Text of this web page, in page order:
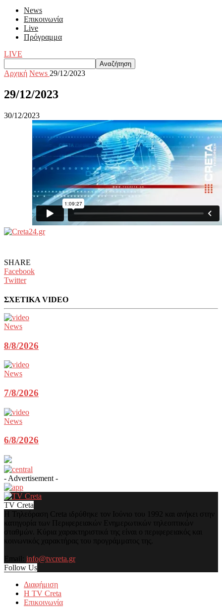
News
Επικοινωνία
Live
Πρόγραμμα
LIVE
Αρχική News 29/12/2023
29/12/2023
30/12/2023
SHARE
Facebook
Twitter
ΣΧΕΤΙΚΑ VIDEO
News
8/8/2026
News
7/8/2026
News
6/8/2026
- Advertisement -
TV Creta
Η Τηλεόραση Creta ιδρύθηκε τον Ιούνιο του 1992 και ανήκει στην
κατηγορία των Περιφερειακών Ενημερωτικών τηλεοπτικών
σταθμών. Κύρια χαρακτηριστικά της είναι ο περιφερειακός και
κοινωνικός χαρακτήρας του προγράμματος της.
Email: info@tvcreta.gr
Follow Us
Διαφήμιση
Η TV Creta
Επικοινωνία